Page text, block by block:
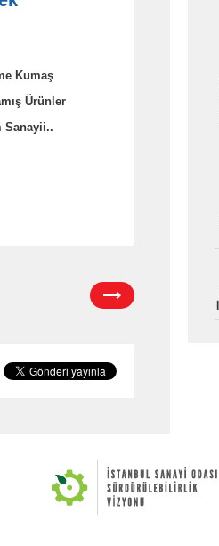
Kumaş
Ürünler
Sanayii..